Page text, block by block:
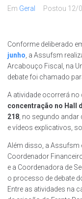
Em Geral Postou 12/
Conforme deliberado
junho, a Assufsm
Arcabouço Fiscal, na
debate foi chamado
A atividade ocorrerá no
concentração no Hall
218, no segundo andar
e vídeos explicativos,
Além disso, a Assufsm
Coordenador
e a Coordenadora de
o processo de debate
Entre as atividades na